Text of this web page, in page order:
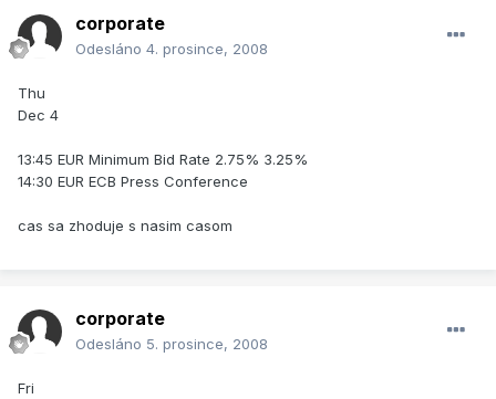
corporate
Odesláno 4. prosince, 2008
Thu
Dec 4
13:45 EUR Minimum Bid Rate 2.75% 3.25%
14:30 EUR ECB Press Conference
cas sa zhoduje s nasim casom
corporate
Odesláno 5. prosince, 2008
Fri